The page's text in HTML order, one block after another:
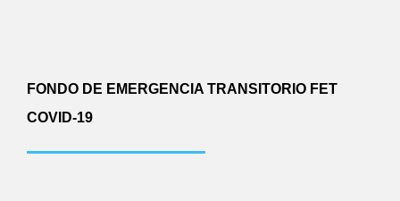
FONDO DE EMERGENCIA TRANSITORIO FET
COVID-19